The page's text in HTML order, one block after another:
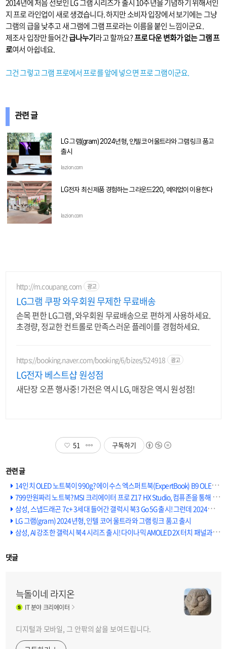
2014년에 처음 선보인 LG 그램 시리즈가 출시 10주년을 기념하기 위해서인
지 프로 라인업이 새로 생겼습니다. 하지만 소비자 입장에서 보기에는 그냥
그램의 급을 낮추고 새 그램에 그램 프로라는 이름을 붙인 느낌이군요.
제조사 입장만 들어간급나누기라고 할까요?프로 다운 변화가 없는 그램 프
로여서 아쉽네요.
그건 그렇고 그램 프로에서 프로를 앞에 넣으면 프로 그램이군요.
관련 글
LG 그램(gram) 2024년형, 인텔 코어 울트라와 그램 링크 품고
출시
lazion.com
LG전자 최신 제품 경험하는 그라운드220, 예약없이 이용한다
lazion.com
http://m.coupang.com 광고
LG그램 쿠팡 와우회원 무제한 무료배송
손목 편한 LG그램, 와우회원 무료배송으로 편하게 사용하세요.
초경량, 정교한 컨트롤로 만족스러운 플레이를 경험하세요.
https://booking.naver.com/booking/6/bizes/524918 광고
LG전자 베스트샵 원성점
새단장 오픈 행사중! 가전은 역시 LG, 매장은 역시 원성점!
51 구독하기
14인치 OLED 노트북이 990g? 에이수스 엑스퍼트북(ExpertBook) B9 OLED 출시
799만원짜리 노트북? MSI 크리에이터 프로 Z17 HX Studio, 컴퓨존을 통해 출시
삼성, 스냅드래곤 7c+ 3세대 들어간 갤럭시 북3 Go 5G 출시! 그런데 2024년 PC에 4GB RAM을 넣어?
LG 그램(gram) 2024년형, 인텔 코어 울트라와 그램 링크 품고 출시
삼성, AI 강조한 갤럭시 북4 시리즈 출시! 다이나믹 AMOLED 2X 터치 패널과 Knox 칩셋 탑재
댓글
늑돌이네 라지온
IT분야 크리에이터
디지털과 모바일, 그 안팎의 삶을 보여드립니다.